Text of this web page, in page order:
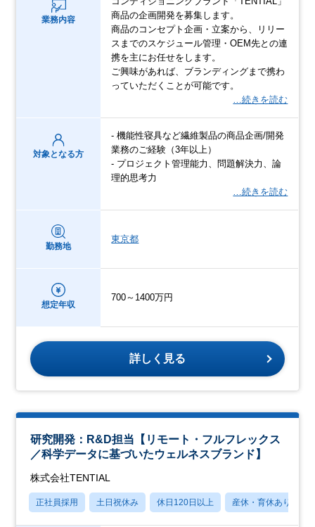
業務内容
商品の企画開発を募集します。
商品のコンセプト企画・立案から、リリー
スまでのスケジュール管理・OEM先との連
携を主にお任せをします。
ご興味があれば、ブランディングまで携わ
っていただくことが可能です。
…続きを読む
対象となる方
- 機能性寝具など繊維製品の商品企画/開発
業務のご経験（3年以上）
- プロジェクト管理能力、問題解決力、論
理的思考力
…続きを読む
勤務地
東京都
想定年収
700～1400万円
詳しく見る
研究開発：R&D担当【リモート・フルフレックス
／科学データに基づいたウェルネスブランド】
株式会社TENTIAL
正社員採用 土日祝休み 休日120日以上 産休・育休あり